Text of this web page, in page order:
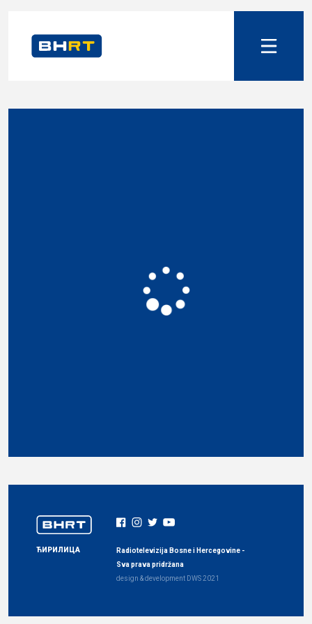
ЋИРИЛИЦА
Radiotelevizija Bosne i Hercegovine -
Sva prava pridržana
design & development DWS2021